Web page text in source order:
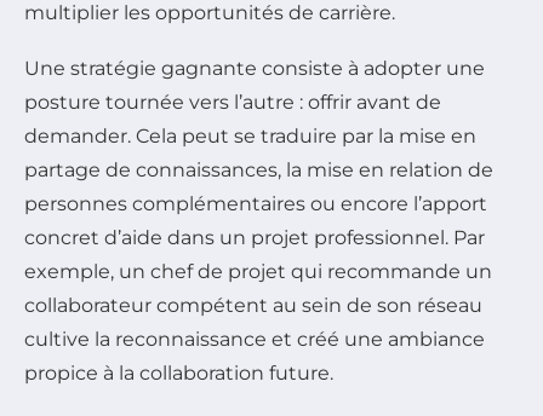
multiplier les opportunités de carrière.
Une stratégie gagnante consiste à adopter une
posture tournée vers l’autre : offrir avant de
demander. Cela peut se traduire par la mise en
partage de connaissances, la mise en relation de
personnes complémentaires ou encore l’apport
concret d’aide dans un projet professionnel. Par
exemple, un chef de projet qui recommande un
collaborateur compétent au sein de son réseau
cultive la reconnaissance et créé une ambiance
propice à la collaboration future.